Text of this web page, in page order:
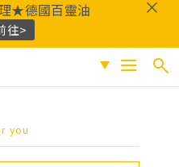
★德國百靈油
往>
you